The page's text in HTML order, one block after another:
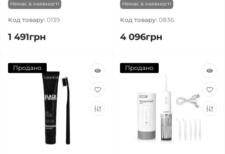
Немає в наявності
Код товару: 0139
1 491грн
Немає в наявності
Код товару: 0836
4 096грн
Продано Продано